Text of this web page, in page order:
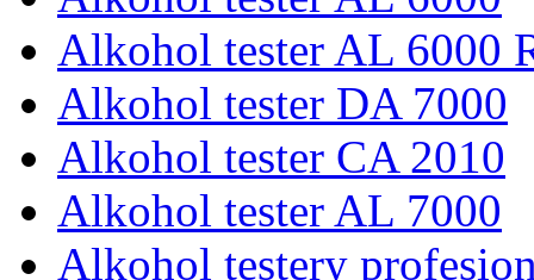
Alkohol tester AL 6000
Alkohol tester DA 7000
Alkohol tester CA 2010
Alkohol tester AL 7000
Alkohol testery